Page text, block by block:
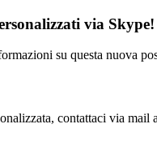
via Skype!
su questa nuova
contattaci via mail